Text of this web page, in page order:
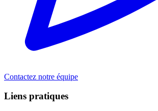
Contactez notre équipe
Liens pratiques